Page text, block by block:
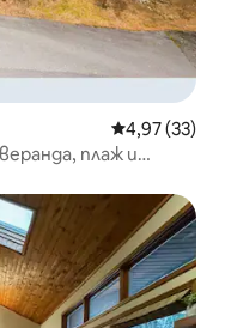
Средна
4,97 (33)
плаж и